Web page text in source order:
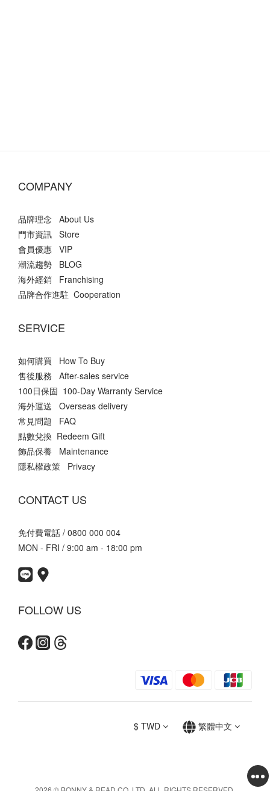
COMPANY
品牌理念 About Us
門市資訊 Store
會員優惠 VIP
潮流趨勢 BLOG
海外經銷 Franchising
品牌合作進駐 Cooperation
SERVICE
如何購買 How To Buy
售後服務 After-sales service
100日保固 100-Day Warranty Service
海外運送 Overseas delivery
常見問題 FAQ
點數兌換 Redeem Gift
飾品保養 Maintenance
隱私權政策 Privacy
CONTACT US
免付費電話 / 0800 000 004
MON - FRI / 9:00 am - 18:00 pm
FOLLOW US
$ TWD 繁體中文